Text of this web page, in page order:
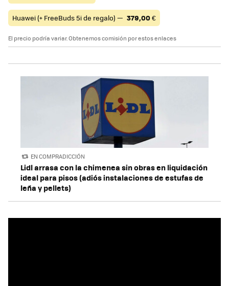
Huawei (+ FreeBuds 5i de regalo) — 379,00€
El precio podría variar. Obtenemos comisión por estos enlaces
EN COMPRADICCIÓN
Lidl arrasa con la chimenea sin obras en liquidación
ideal para pisos (adiós instalaciones de estufas de
leña y pellets)